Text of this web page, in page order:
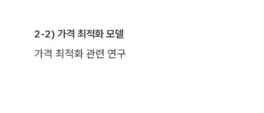
2-2) 가격 최적화 모델
가격 최적화 관련 연구